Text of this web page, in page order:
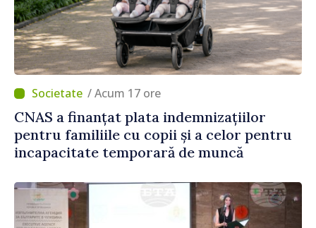
/ Acum 17 ore
CNAS a finanțat plata indemnizațiilor
pentru familiile cu copii și a celor pentru
incapacitate temporară de muncă